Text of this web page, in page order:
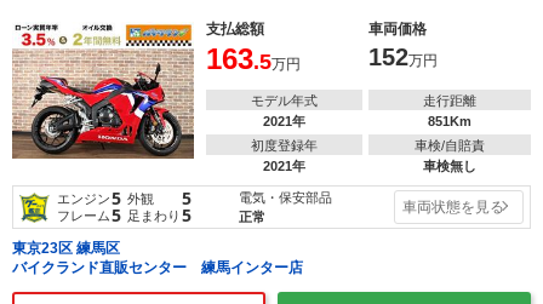
支払総額 車両価格
163.5万円 152万円
モデル年式
2021年
走行距離
851Km
初度登録年
2021年
車検/自賠責
車検無し
エンジン5 外観 5
フレーム5 足まわり 5
電気・保安部品
正常
車両状態を見る
東京23区 練馬区
バイクランド直販センター 練馬インター店